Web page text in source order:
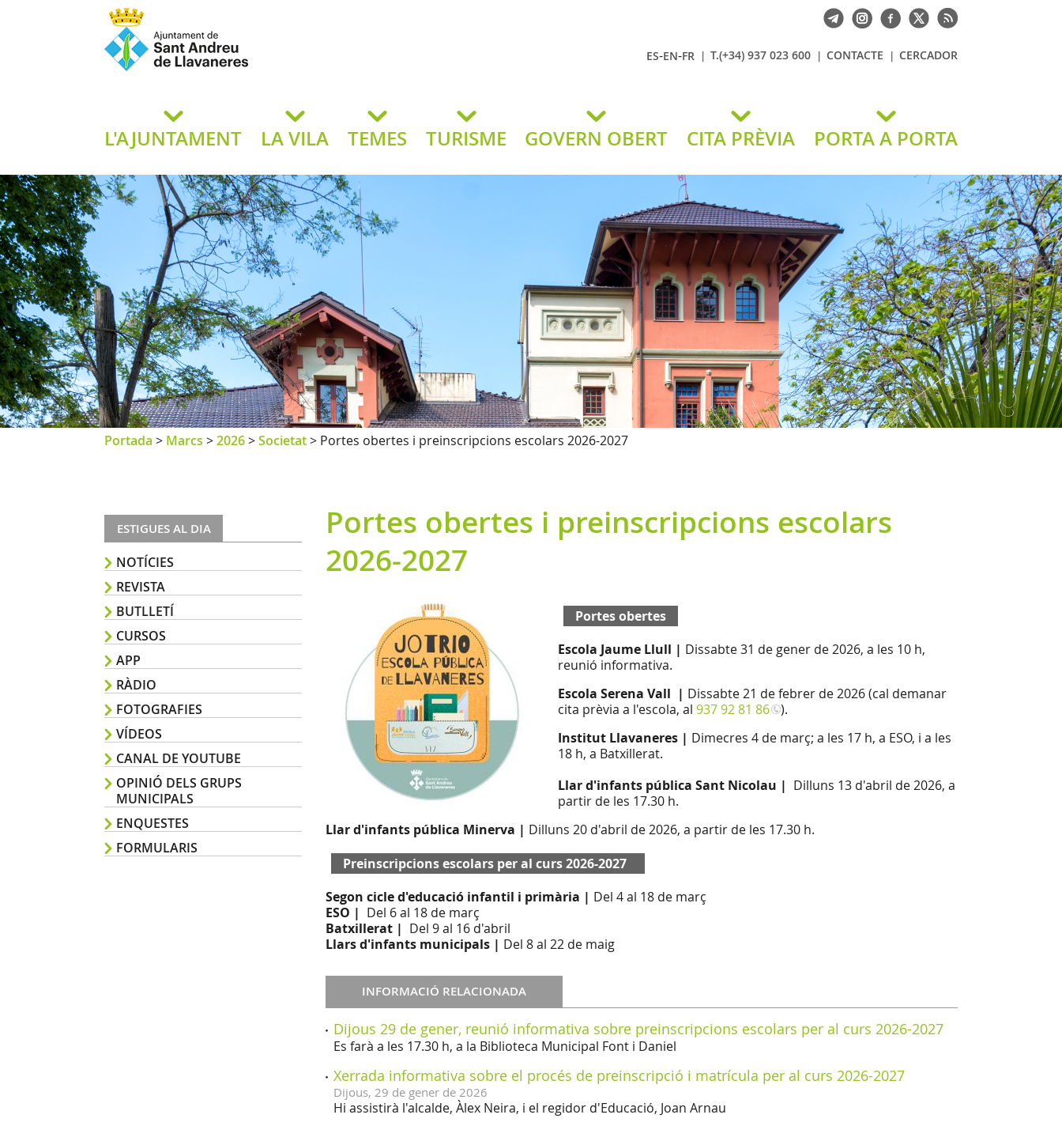
de Llavaneres
ES-EN-FR T.(+34) 937 023 600 CONTACTE CERCADOR
L'AJUNTAMENT LA VILA TEMES TURISME GOVERN OBERT CITA PRÈVIA PORTA A PORTA
Portada > Marcs >2026>Societat> Portes obertes i preinscripcions escolars 2026-2027
ESTIGUES AL DIA
NOTÍCIES
REVISTA
BUTLLETÍ
CURSOS
APP
RÀDIO
FOTOGRAFIES
VÍDEOS
CANAL DE YOUTUBE
OPINIÓ DELS GRUPS
MUNICIPALS
ENQUESTES
FORMULARIS
Portes obertes i preinscripcions escolars
2026-2027
Portes obertes
Escola Jaume Llull | Dissabte 31 de gener de 2026, a les 10 h,
reunió informativa.
Escola Serena Vall | Dissabte 21 de febrer de 2026 (cal demanar
cita prèvia a l'escola, al 937 92 81 86
).
Institut Llavaneres | Dimecres 4 de març; a les 17 h, a ESO, i a les
18 h, a Batxillerat.
Llar d'infants pública Sant Nicolau | Dilluns 13 d'abril de 2026, a
partir de les 17.30 h.
Llar d'infants pública Minerva | Dilluns 20 d'abril de 2026, a partir de les 17.30 h.
Preinscripcions escolars per al curs 2026-2027
Segon cicle d'educació infantil i primària | Del 4 al 18 de març
ESO | Del 6 al 18 de març
Batxillerat | Del 9 al 16 d'abril
Llars d'infants municipals | Del 8 al 22 de maig
INFORMACIÓ RELACIONADA
Dijous 29 de gener, reunió informativa sobre preinscripcions escolars per al curs 2026-2027
Es farà a les 17.30 h, a la Biblioteca Municipal Font i Daniel
Xerrada informativa sobre el procés de preinscripció i matrícula per al curs 2026-2027
Dijous, 29 de gener de 2026
Hi assistirà l'alcalde, Àlex Neira, i el regidor d'Educació, Joan Arnau